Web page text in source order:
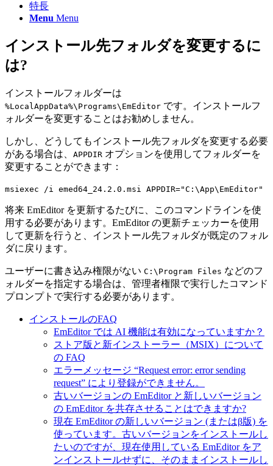
特長
Menu Menu
インストール先フォルダを変更するに
は?
インストールフォルダーは
%LocalAppData%\Programs\EmEditor です。インストールフ
ォルダーを変更することはお勧めしません。
しかし、どうしてもインストール先フォルダを変更する必要
がある場合は、 APPDIR オプションを使用してフォルダーを
変更することができます：
msiexec /i emed64_24.2.0.msi APPDIR="C:\App\EmEditor"
将来 EmEditor を更新するたびに、このコマンドラインを使
用する必要があります。EmEditor の更新チェッカーを使用
して更新を行うと、インストール先フォルダが既定のフォル
ダに戻ります。
ユーザーに書き込み権限がない C:\Program Files などのフ
ォルダーを指定する場合は、管理者権限で実行したコマンド
プロンプトで実行する必要があります。
インストールのFAQ
EmEditor では AI 機能は有効になっていますか？
ストア版と新インストーラー（MSIX）について
の FAQ
エラーメッセージ “Request error: error sending
request” により登録ができません。
古いバージョンの EmEditor と新しいバージョン
の EmEditor を共存させることはできますか?
現在 EmEditor の新しいバージョン (またはβ版) を
使っています。古いバージョンをインストールし
たいのですが、現在使用している EmEditor をア
ンインストールせずに、そのままインストールし